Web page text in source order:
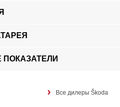
Все дилеры Škoda